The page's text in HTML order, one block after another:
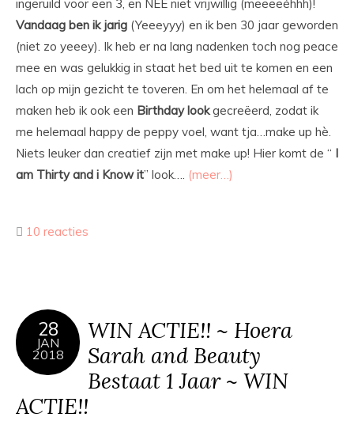
ingeruild voor een 3, en NEE niet vrijwillig (meeeeéhhh)!
Vandaag ben ik jarig (Yeeeyyy) en ik ben 30 jaar geworden
(niet zo yeeey). Ik heb er na lang nadenken toch nog peace
mee en was gelukkig in staat het bed uit te komen en een
lach op mijn gezicht te toveren. En om het helemaal af te
maken heb ik ook een Birthday lookgecreëerd, zodat ik
me helemaal happy de peppy voel, want tja…make up hè.
Niets leuker dan creatief zijn met make up! Hier komt de “ I
am Thirty and i Know it” look…. (meer…)
10 reacties
28
JAN
2018
WIN ACTIE!! ~ Hoera
Sarah and Beauty
Bestaat 1 Jaar ~ WIN
ACTIE!!